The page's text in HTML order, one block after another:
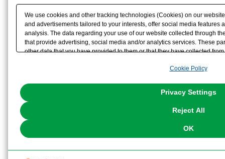
We use cookies and other tracking technologies (Cookies) on our
and advertisements tailored to your interests, offer social media features
analysis. The data regarding your use of our website collected through
that provide advertising, social media and/or analytics services. These
other data that you have provided to them or that they have collected
the use of all Cookies except for Strictly Necessary Cookies, please
You can change your consent or rejection settings at any time via
Cookie Policy
Privacy Settings
Reject All
OK